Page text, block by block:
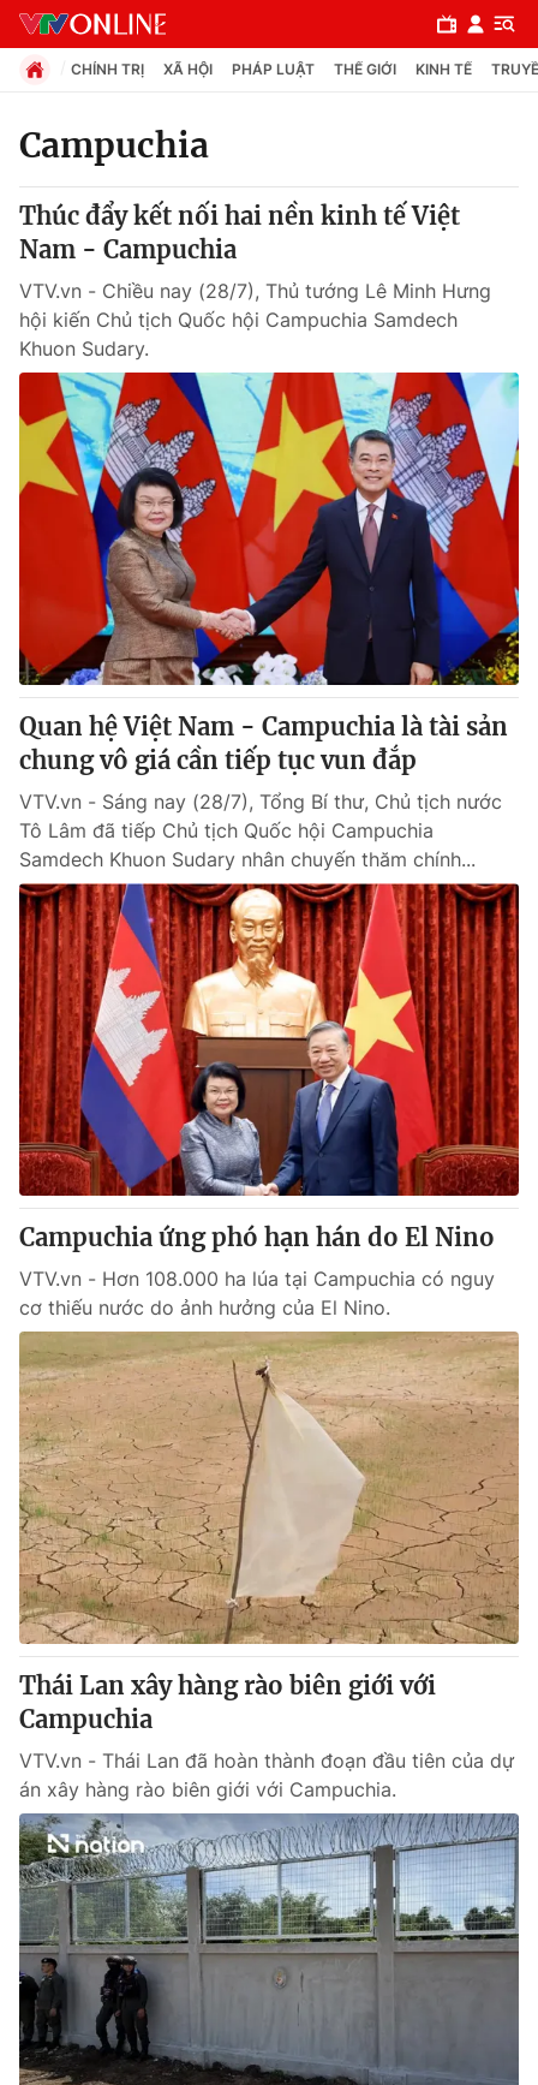
Chuyên mục
Chính trị
Xã hội
Pháp luật
Y tế
Thế giới
Thế giới đó đây
Câu chuyện quốc tế
Tài chính
Thị trường
Góc doanh nghiệp
Dữ liệu và đời sống
Truyền hình
Phim VTV
Hậu trường
Nhân vật
Khán giả
Giải sao mai
Giải trí
Điện ảnh
Âm nhạc
Sao
Đời sống
Du lịch
Làm đẹp
Chất lượng cuộc sống
Giáo dục
Tuyển sinh
Học trực tuyến
Công nghệ
Hitech Công nghệ tương lai
Sản phẩm
Thị trường
Tư vấn
Giao lưu trực tuyến
Lịch phát sóng
Chuyên mục khác
Emagazine Podcast
Photo Infographic
Video Shorts video
VTV Money VTV Thể thao
VTV Sức khoẻ Bất động sản
Thị trường 24h Tấm lòng Việt
VTV4 Vươn mình bằng AI
VTV9 VTV8
Liên hệ tòa soạn English
THỜI BÁO VTV
Theo dõi báo trên
CHÍNH TRỊ XÃ HỘI PHÁP LUẬT THẾ GIỚI KINH TẾ
Campuchia
Thúc đẩy kết nối hai nền kinh tế Việt
Nam - Campuchia
VTV.vn - Chiều nay (28/7), Thủ tướng Lê Minh Hưng
hội kiến Chủ tịch Quốc hội Campuchia Samdech
Khuon Sudary.
Quan hệ Việt Nam - Campuchia là tài sản
chung vô giá cần tiếp tục vun đắp
VTV.vn - Sáng nay (28/7), Tổng Bí thư, Chủ tịch nước
Tô Lâm đã tiếp Chủ tịch Quốc hội Campuchia
Samdech Khuon Sudary nhân chuyến thăm chính...
Campuchia ứng phó hạn hán do El Nino
VTV.vn - Hơn 108.000 ha lúa tại Campuchia có nguy
cơ thiếu nước do ảnh hưởng của El Nino.
Thái Lan xây hàng rào biên giới với
Campuchia
VTV.vn - Thái Lan đã hoàn thành đoạn đầu tiên của dự
án xây hàng rào biên giới với Campuchia.